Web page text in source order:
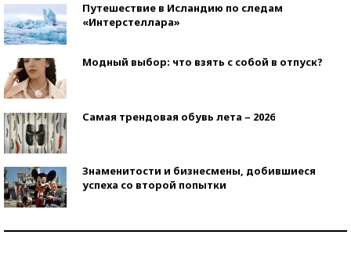
Путешествие в Исландию по следам
«Интерстеллара»
Модный выбор: что взять с собой в отпуск?
Самая трендовая обувь лета – 2026
Знаменитости и бизнесмены, добившиеся
успеха со второй попытки